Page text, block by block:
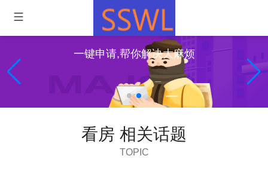
一键申请,帮你解决大麻烦
看房 相关话题
TOPIC